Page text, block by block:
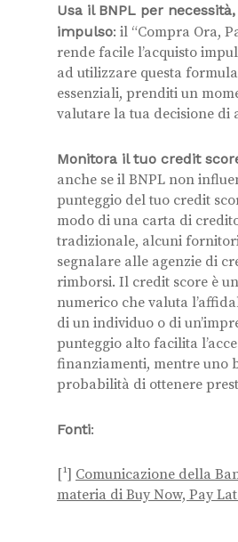
Usa il BNPL per
impulso: il “Compra Ora,
rende facile l’acquisto
ad utilizzare questa
essenziali, prenditi un
valutare la tua decisione di
Monitora il tuo credit
anche se il BNPL non
punteggio del tuo credit
modo di una carta di
tradizionale, alcuni
segnalare alle agenzie di
rimborsi. Il credit score è
numerico che valuta
di un individuo o di
punteggio alto facilita
finanziamenti, mentre uno
probabilità di ottenere
Fonti:
[¹] Comunicazione della
materia di Buy Now, Pay